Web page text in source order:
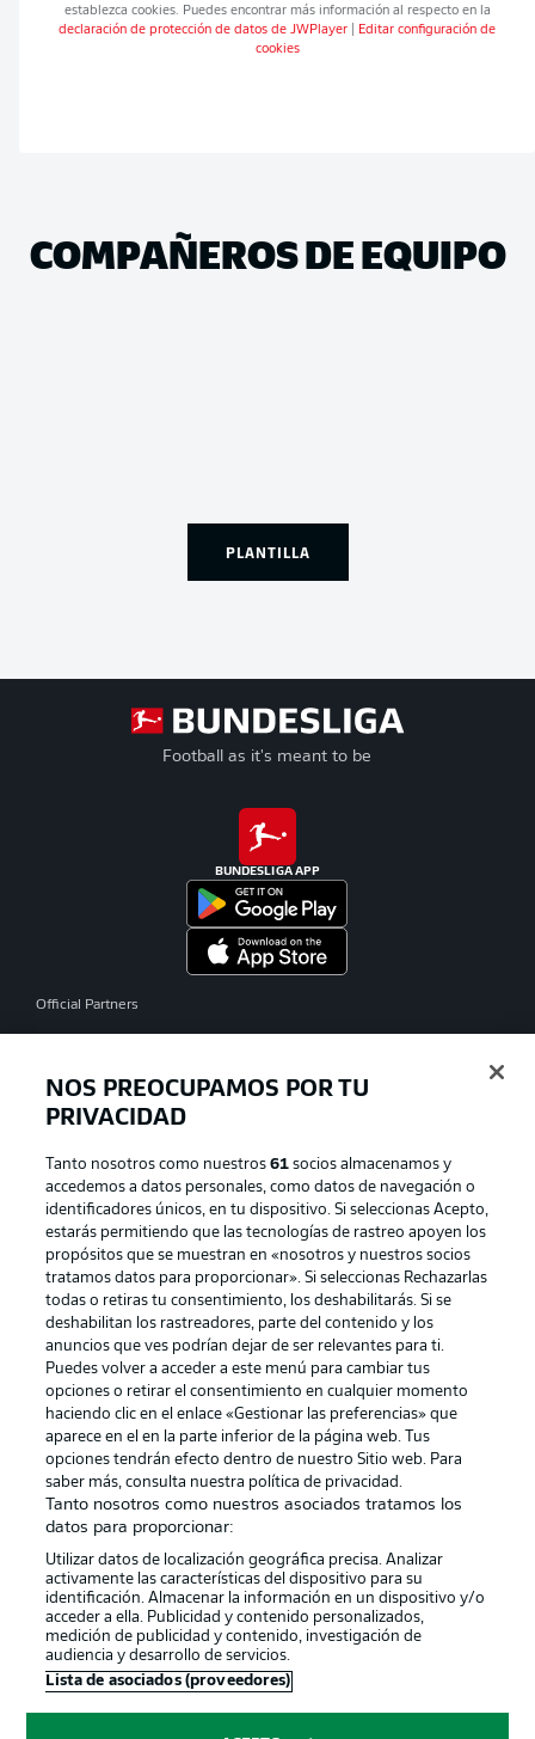
establezca cookies. Puedes encontrar más información al respecto en la
declaración de protección de datos de JWPlayer
Editar configuración de
cookies
COMPAÑEROS DE EQUIPO
PLANTILLA
Football as it's meant to be
BUNDESLIGA APP
Official Partners
Publicidad Aviso legal
Gestionar las preferencias Declaracion de privacidad
Canales Trabajos
Jugadores Condiciones de uso
Sello Editorial Contacto
© 2026 Bundesliga-Gruppe GmbH
Elegir idioma
NOS PREOCUPAMOS POR TU
PRIVACIDAD
Tanto nosotros como nuestros61 socios almacenamos y
accedemos a datos personales, como datos de navegación o
identificadores únicos, en tu dispositivo. Si seleccionas Acepto,
estarás permitiendo que las tecnologías de rastreo apoyen los
propósitos que se muestran en «nosotros y nuestros socios
tratamos datos para proporcionar». Si seleccionas Rechazarlas
todas o retiras tu consentimiento, los deshabilitarás. Si se
deshabilitan los rastreadores, parte del contenido y los
anuncios que ves podrían dejar de ser relevantes para ti.
Puedes volver a acceder a este menú para cambiar tus
opciones o retirar el consentimiento en cualquier momento
haciendo clic en el enlace «Gestionar las preferencias» que
aparece en el en la parte inferior de la página web. Tus
opciones tendrán efecto dentro de nuestro Sitio web. Para
saber más, consulta nuestra política de privacidad.
Tanto nosotros como nuestros asociados tratamos los
datos para proporcionar:
Utilizar datos de localización geográfica precisa. Analizar
activamente las características del dispositivo para su
identificación. Almacenar la información en un dispositivo y/o
acceder a ella. Publicidad y contenido personalizados,
medición de publicidad y contenido, investigación de
audiencia y desarrollo de servicios.
Lista de asociados (proveedores)